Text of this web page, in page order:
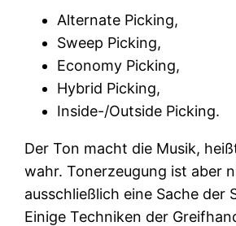
Alternate Picking,
Sweep Picking,
Economy Picking,
Hybrid Picking,
Inside-/Outside Picking.
Der Ton macht die Musik,
wahr. Tonerzeugung ist aber
ausschließlich eine Sache der
Einige Techniken der